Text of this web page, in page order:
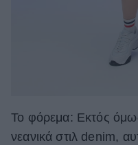
To φόρεμα: Εκτός
νεανικά στιλ denim,